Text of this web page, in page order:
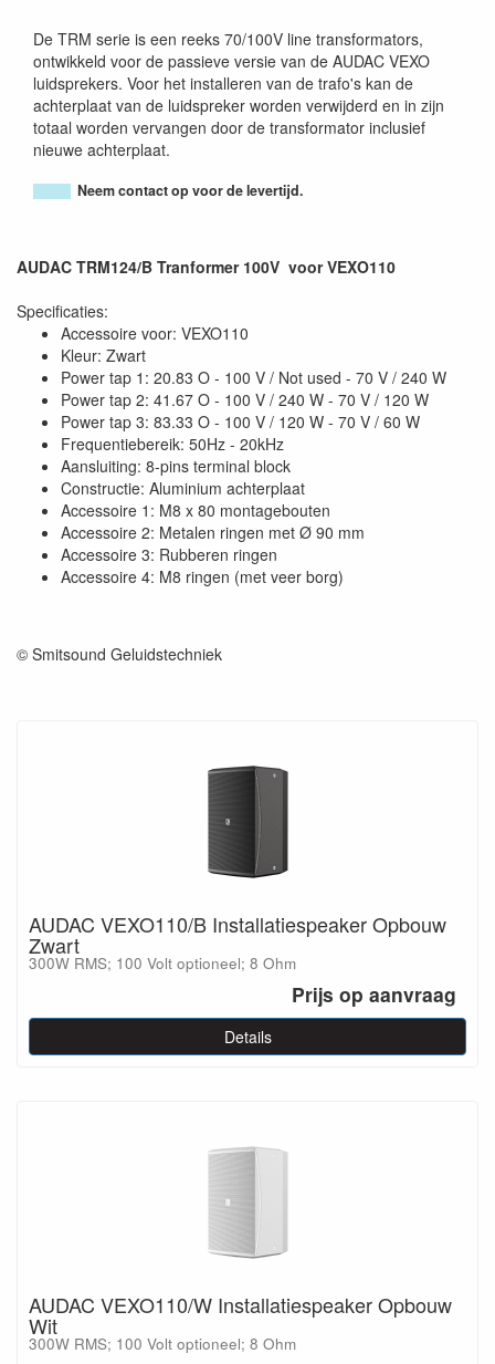
De TRM serie is een reeks 70/100V line transformators,
ontwikkeld voor de passieve versie van de AUDAC VEXO
luidsprekers. Voor het installeren van de trafo's kan de
achterplaat van de luidspreker worden verwijderd en in zijn
totaal worden vervangen door de transformator inclusief
nieuwe achterplaat.
Neem contact op voor de levertijd.
AUDAC TRM124/B Tranformer 100V voor VEXO110
Specificaties:
Accessoire voor: VEXO110
Kleur: Zwart
Power tap 1: 20.83 O - 100 V / Not used - 70 V / 240 W
Power tap 2: 41.67 O - 100 V / 240 W - 70 V / 120 W
Power tap 3: 83.33 O - 100 V / 120 W - 70 V / 60 W
Frequentiebereik: 50Hz - 20kHz
Aansluiting: 8-pins terminal block
Constructie: Aluminium achterplaat
Accessoire 1: M8 x 80 montagebouten
Accessoire 2: Metalen ringen met Ø 90 mm
Accessoire 3: Rubberen ringen
Accessoire 4: M8 ringen (met veer borg)
© Smitsound Geluidstechniek
AUDAC VEXO110/B Installatiespeaker Opbouw
Zwart
300W RMS; 100 Volt optioneel; 8 Ohm
Prijs op aanvraag
Details
AUDAC VEXO110/W Installatiespeaker Opbouw
Wit
300W RMS; 100 Volt optioneel; 8 Ohm